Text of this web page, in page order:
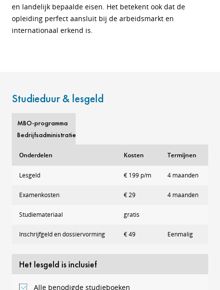
en landelijk bepaalde eisen. Het betekent ook dat de
opleiding perfect aansluit bij de arbeidsmarkt en
internationaal erkend is.
Studieduur & lesgeld
MBO-programma
Bedrijfsadministratie
Onderdelen Kosten Termijnen
Lesgeld € 199 p/m 4 maanden
Examenkosten € 29 4 maanden
Studiemateriaal gratis
Inschrijfgeld en dossiervorming € 49 Eenmalig
Het lesgeld is inclusief
Alle benodigde studieboeken